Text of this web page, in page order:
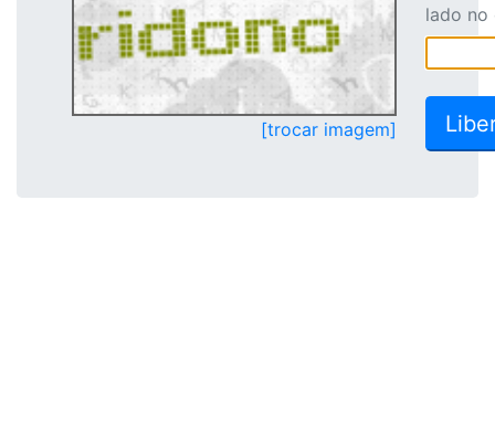
[trocar imagem]
lado no